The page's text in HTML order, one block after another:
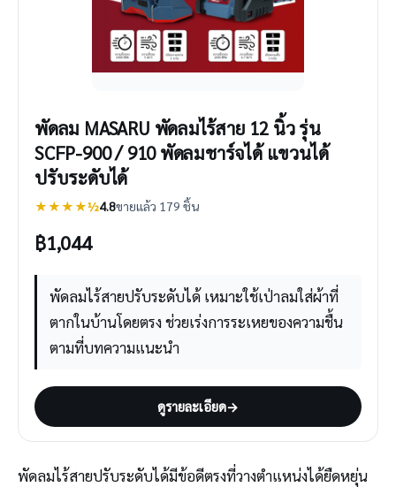
พัดลม MASARU พัดลมไร้สาย 12 นิ้ว รุ่น
SCFP-900 / 910 พัดลมชาร์จได้ แขวนได้
ปรับระดับได้
★★★★½4.8ขายแล้ว 179 ชิ้น
฿1,044
พัดลมไร้สายปรับระดับได้ เหมาะใช้เป่าลมใส่ผ้าที่
ตากในบ้านโดยตรง ช่วยเร่งการระเหยของความชื้น
ตามที่บทความแนะนำ
ดูรายละเอียด→
พัดลมไร้สายปรับระดับได้มีข้อดีตรงที่วางตำแหน่งได้ยืดหยุ่น